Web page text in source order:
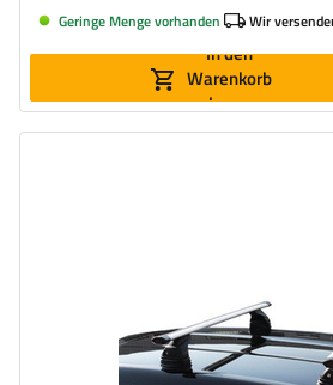
Geringe Menge vorhanden Wir
In den
Warenkorb
legen